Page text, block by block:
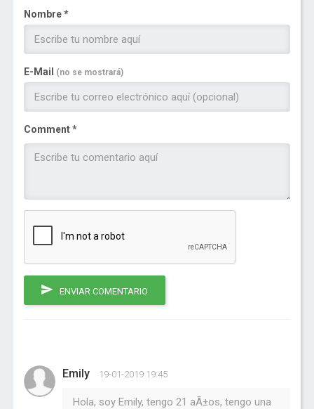
Nombre *
E-Mail (no se mostrará)
Comment *
ENVIAR COMENTARIO
Emily 19-01-2019 19:45
Hola, soy Emily, tengo 21 aÃ±os, tengo una